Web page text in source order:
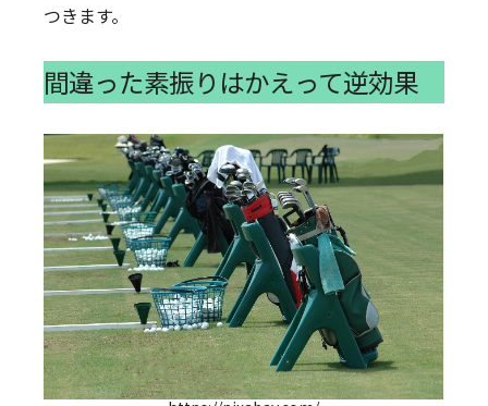
つきます。
間違った素振りはかえって逆効果